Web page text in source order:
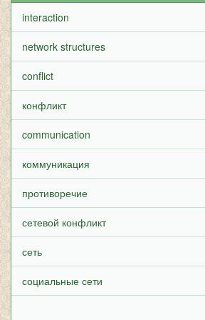
interaction
network structures
conflict
конфликт
communication
коммуникация
противоречие
сетевой конфликт
сеть
социальные сети